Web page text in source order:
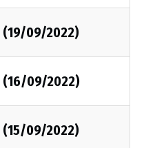
09/2022)
(16/09/2022)
09/2022)